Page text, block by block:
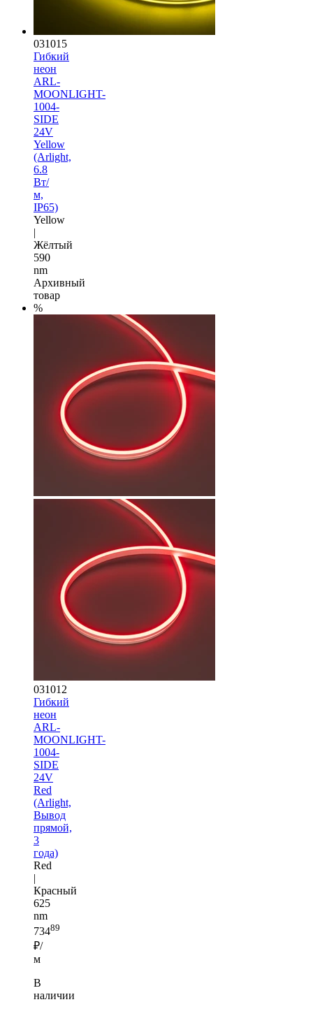
031015
Гибкий
неон
ARL-
MOONLIGHT-
1004-
SIDE
24V
Yellow
(Arlight,
6.8
Вт/
м,
IP65)
Yellow
|
Жёлтый
590
nm
Архивный
товар
%
031012
Гибкий
неон
ARL-
MOONLIGHT-
1004-
SIDE
24V
Red
(Arlight,
Вывод
прямой,
3
года)
Red
|
Красный
625
nm
73489
₽/
м
В
наличии